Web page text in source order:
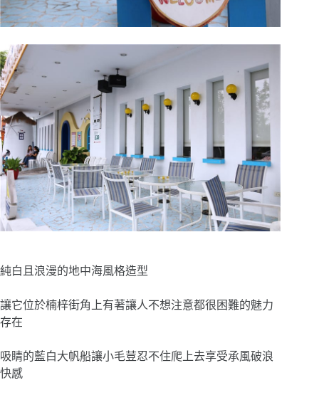
純白且浪漫的地中海風格造型
讓它位於楠梓街角上有著讓人不想注意都很困難的魅力
存在
吸睛的藍白大帆船讓小毛荳忍不住爬上去享受承風破浪
快感